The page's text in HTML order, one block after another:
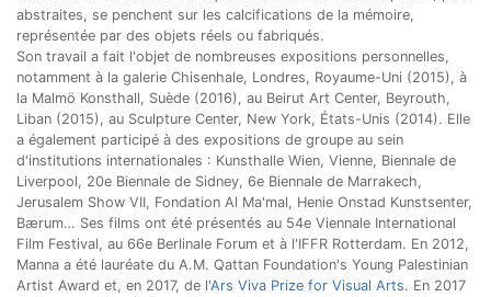
abstraites, se penchent sur les calcifications de la mémoire,
représentée par des objets réels ou fabriqués.
Son travail a fait l'objet de nombreuses expositions personnelles,
notamment à la galerie Chisenhale, Londres, Royaume-Uni (2015), à
la Malmö Konsthall, Suède (2016), au Beirut Art Center, Beyrouth,
Liban (2015), au Sculpture Center, New York, États-Unis (2014). Elle
a également participé à des expositions de groupe au sein
d'institutions internationales : Kunsthalle Wien, Vienne, Biennale de
Liverpool, 20e Biennale de Sidney, 6e Biennale de Marrakech,
Jerusalem Show VII, Fondation Al Ma'mal, Henie Onstad Kunstsenter,
Bærum… Ses films ont été présentés au 54e Viennale International
Film Festival, au 66e Berlinale Forum et à l'IFFR Rotterdam. En 2012,
Manna a été lauréate du A.M. Qattan Foundation's Young Palestinian
Artist Award et, en 2017, de l'Ars Viva Prize for Visual Arts. En 2017